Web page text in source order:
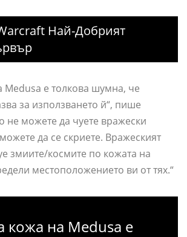
Най-Добрият
Medusa е толкова шумна, че
за използването й“, пише
не можете да чуете вражески
да се скриете. Вражеският
змиите/космите по кожата на
местоположението ви от тях.“
кожа на Medusa е